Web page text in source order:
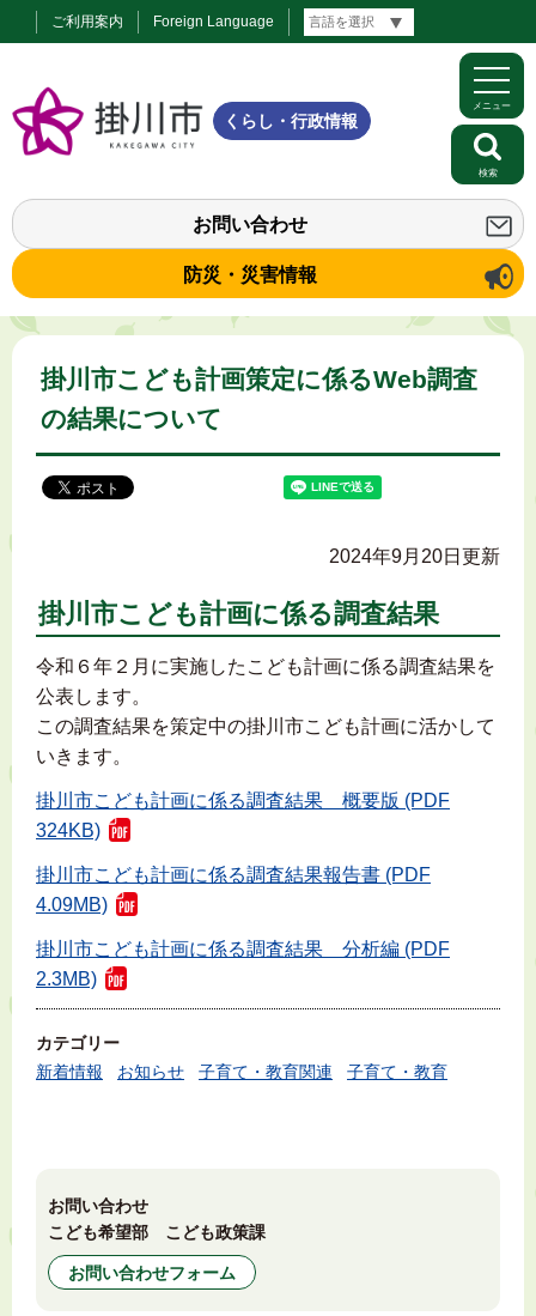
ご利用案内 Foreign Language
くらし・行政情報
お問い合わせ
防災・災害情報
メニュー
検索
掛川市こども計画策定に係るWeb調査
の結果について
2024年9月20日更新
掛川市こども計画に係る調査結果
令和６年２月に実施したこども計画に係る調査結果を
公表します。
この調査結果を策定中の掛川市こども計画に活かして
いきます。
掛川市こども計画に係る調査結果 概要版 (PDF
324KB)
掛川市こども計画に係る調査結果報告書 (PDF
4.09MB)
掛川市こども計画に係る調査結果 分析編 (PDF
2.3MB)
カテゴリー
新着情報
お知らせ 子育て・教育関連 子育て・教育
お問い合わせ
こども希望部 こども政策課
お問い合わせフォーム